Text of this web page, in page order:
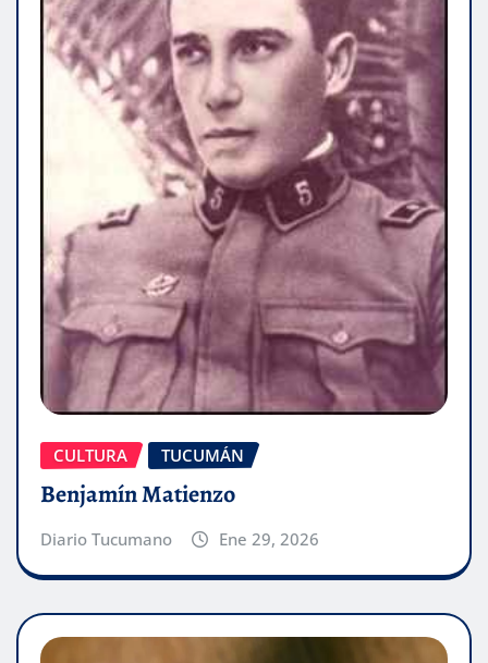
CULTURA TUCUMÁN
Benjamín Matienzo
Diario Tucumano Ene 29, 2026